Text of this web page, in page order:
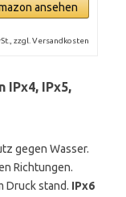
ansehen
zzgl. Versandkosten
IPx4, IPx5,
gegen Wasser.
Richtungen.
Druck stand. IPx6